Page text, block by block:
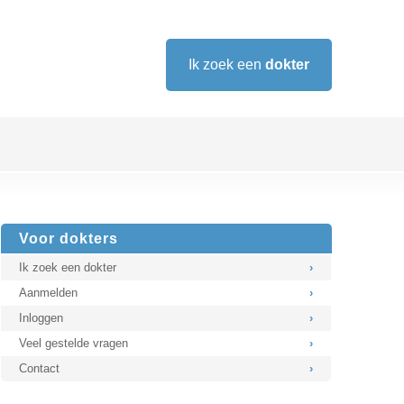
Ik zoek een dokter
Voor dokters
Ik zoek een dokter
›
Aanmelden
›
Inloggen
›
Veel gestelde vragen
›
Contact
›